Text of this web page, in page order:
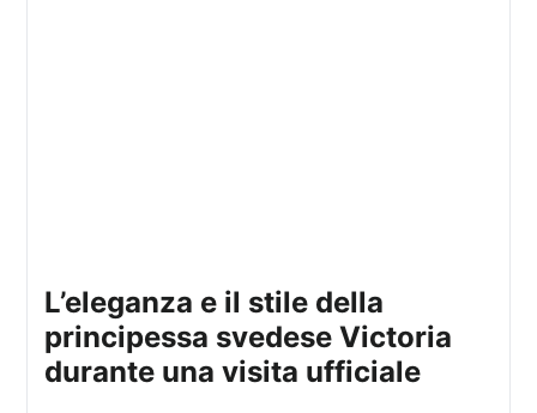
l’eleganza e il stile della
principessa svedese Victoria
durante una visita ufficiale